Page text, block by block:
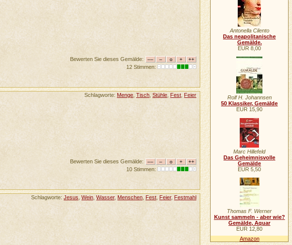
Bewerten Sie dieses Gemälde:
12 Stimmen:
Schlagworte: Menge ,Tisch ,Stühle Fest Feier
Bewerten Sie dieses Gemälde:
10 Stimmen:
Schlagworte:Jesus ,Wein ,Wasser, Menschen Fest Feier, Festmahl
Antonella Cilento
Das neapolitanische
Gemälde.
EUR 8,00
Rolf H. Johannsen
50 Klassiker, Gemälde
EUR 15,90
Marc Hillefeld
Das Geheimnisvolle
Gemälde
EUR 5,50
Thomas F. Werner
Kunst sammeln - aber wie?
Gemälde, Aquar
EUR 12,80
Amazon